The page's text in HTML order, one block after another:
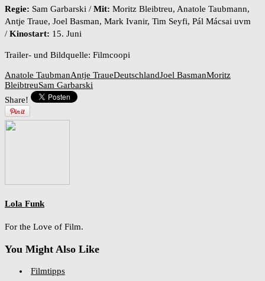
Regie: Sam Garbarski / Mit: Moritz Bleibtreu, Anatole Taubmann,
Antje Traue, Joel Basman, Mark Ivanir, Tim Seyfi, Pál Mácsai uvm
/ Kinostart: 15. Juni
Trailer- und Bildquelle: Filmcoopi
Anatole TaubmanAntje TraueDeutschlandJoel BasmanMoritz
BleibtreuSam Garbarski
Share!
Lola Funk
For the Love of Film.
You Might Also Like
Filmtipps